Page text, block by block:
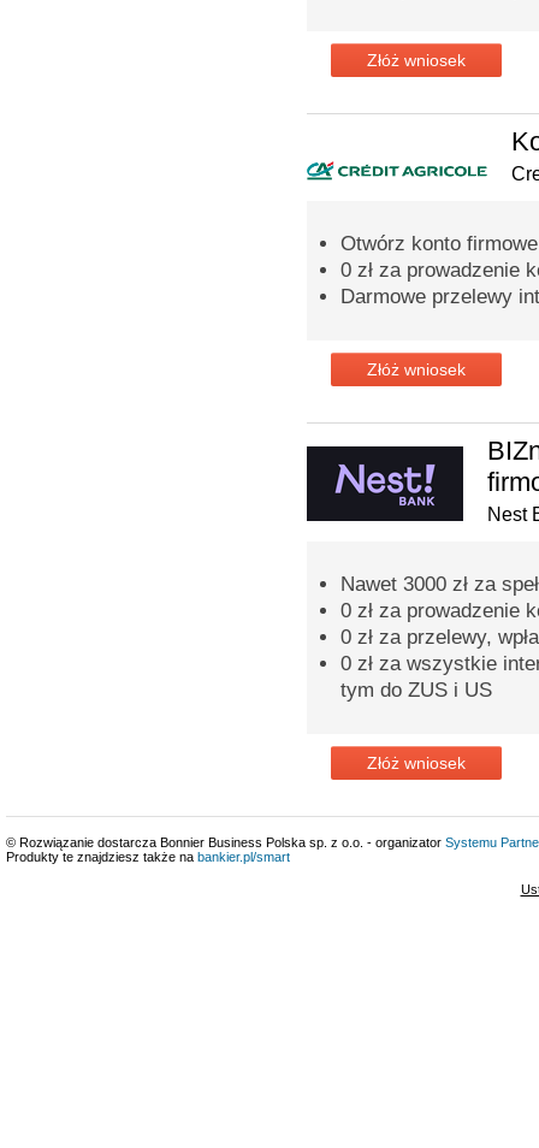
Złóż wniosek
Otwórz konto
0 zł za prowadzenie
Darmowe przelewy
Złóż wniosek
Nest
Nawet 3000 zł za
0 zł za prowadzenie
0 zł za przelewy,
0 zł za wszystkie
tym do ZUS i US
Złóż wniosek
© Rozwiązanie dostarcza Bonnier Business Polska sp. z o.o. - organizator Systemu
Produkty te znajdziesz także na bankier.pl/smart